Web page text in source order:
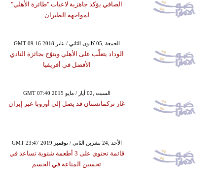
الصافي يؤكد جاهزية لاعبات "طائرة الأهلي"
لمواجهة الطيران
GMT 09:16 2018 الجمعة ,05 كانون الثاني / يناير
الوداد يتغلّب على الأهلي ويتوّج بجائزة النادي
الأفضل في أفريقيا
GMT 07:40 2015 السبت ,02 أيار / مايو
غاز تركمانستان قد يصل إلى أوروبا عبر إيران
GMT 23:47 2019 الأحد ,24 تشرين الثاني / نوفمبر
قائمة تحتوي على 3 أطعمة شتوية تساعد في
تحسين المناعة في الجسم